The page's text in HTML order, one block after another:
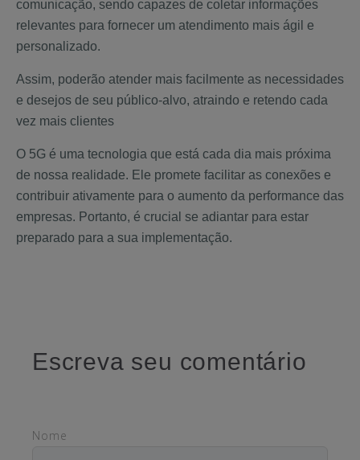
comunicação, sendo capazes de coletar informações
relevantes para fornecer um atendimento mais ágil e
personalizado.
Assim, poderão atender mais facilmente as necessidades
e desejos de seu público-alvo, atraindo e retendo cada
vez mais clientes
O 5G é uma tecnologia que está cada dia mais próxima
de nossa realidade. Ele promete facilitar as conexões e
contribuir ativamente para o aumento da performance das
empresas. Portanto, é crucial se adiantar para estar
preparado para a sua implementação.
Escreva seu comentário
Nome